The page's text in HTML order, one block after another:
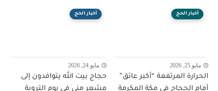
أخبار الحج
مايو 25, 2026
الحرارة المرتفعة “أكبر عائق”
أمام الحجاج في مكة المكرمة
أخبار الحج
مايو 24, 2026
حجاج بيت الله يتوافدون إلى
مشعر منى في يوم التروية